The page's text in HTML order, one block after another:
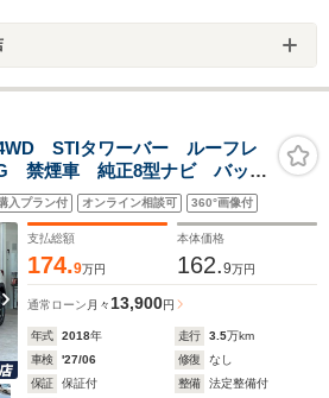
STIタワーバー ルーフレ
禁煙車 純正8型ナビ バック
正18インチアルミ LEDヘ
プティブクルーズコントロー
入プラン付 オンライン相談可 360°画像付
支払総額
174.9万円
本体価格
162.9万円
通常ローン 月々 13,900円
年式 2018年 走行 3.5万km
車検
'27/06 修復
なし
保証
保証付 整備
法定整備付